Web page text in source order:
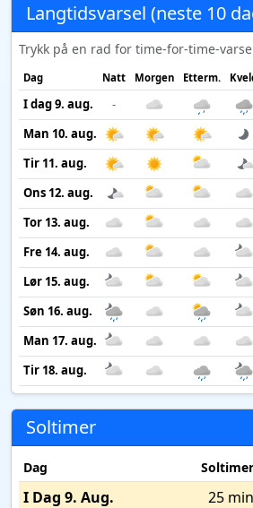
Langtidsvarsel (neste 10
Trykk på en rad for time-for-time-
Dag Natt Morgen Etterm.
I dag 9. aug. -
Man 10. aug.
Tir 11. aug.
Ons 12. aug.
Tor 13. aug.
Fre 14. aug.
Lør 15. aug.
Søn 16. aug.
Man 17. aug.
Tir 18. aug.
Soltimer
Dag Soltimer
I Dag 9. Aug. 25 min